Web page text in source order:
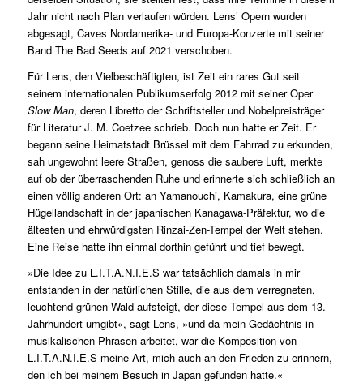
Jahr nicht nach Plan verlaufen würden. Lens’ Opern wurden
abgesagt, Caves Nordamerika- und Europa-Konzerte mit seiner
Band The Bad Seeds auf 2021 verschoben.
Für Lens, den Vielbeschäftigten, ist Zeit ein rares Gut seit
seinem internationalen Publikumserfolg 2012 mit seiner Oper
Slow Man, deren Libretto der Schriftsteller und Nobelpreisträger
für Literatur J. M. Coetzee schrieb. Doch nun hatte er Zeit. Er
begann seine Heimatstadt Brüssel mit dem Fahrrad zu erkunden,
sah ungewohnt leere Straßen, genoss die saubere Luft, merkte
auf ob der überraschenden Ruhe und erinnerte sich schließlich an
einen völlig anderen Ort: an Yamanouchi, Kamakura, eine grüne
Hügellandschaft in der japanischen Kanagawa-Präfektur, wo die
ältesten und ehrwürdigsten Rinzai-Zen-Tempel der Welt stehen.
Eine Reise hatte ihn einmal dorthin geführt und tief bewegt.
»Die Idee zu L.I.T.A.N.I.E.S war tatsächlich damals in mir
entstanden in der natürlichen Stille, die aus dem verregneten,
leuchtend grünen Wald aufsteigt, der diese Tempel aus dem 13.
Jahrhundert umgibt«, sagt Lens, »und da mein Gedächtnis in
musikalischen Phrasen arbeitet, war die Komposition von
L.I.T.A.N.I.E.S meine Art, mich auch an den Frieden zu erinnern,
den ich bei meinem Besuch in Japan gefunden hatte.«